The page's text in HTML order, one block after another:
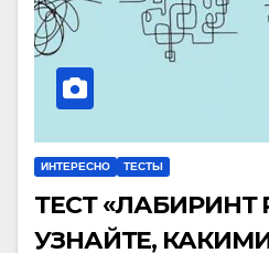
ИНТЕРЕСНО ТЕСТЫ
ТЕСТ «ЛАБИРИНТ
УЗНАЙТЕ,